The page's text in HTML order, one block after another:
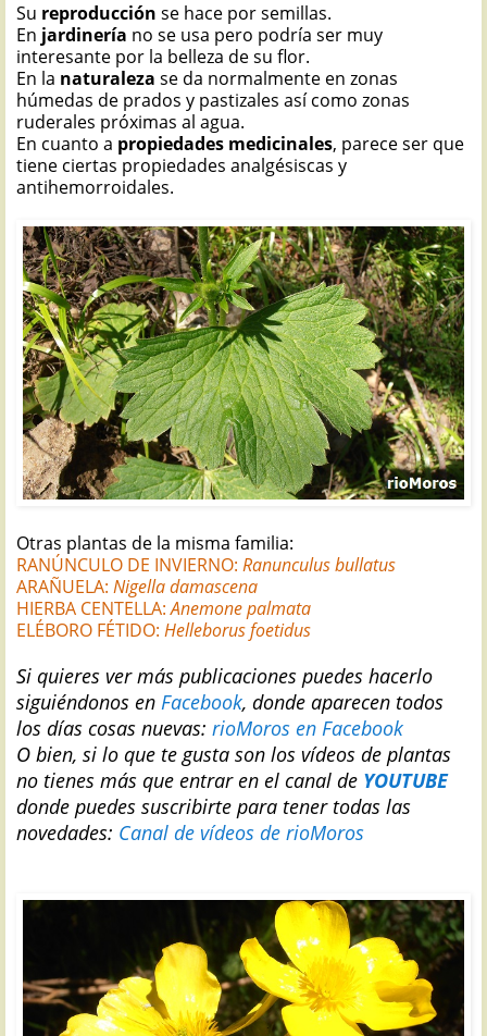
Su reproducción se hace por semillas.
En jardinería no se usa pero podría ser muy
interesante por la belleza de su flor.
En la naturaleza se da normalmente en zonas
húmedas de prados y pastizales así como zonas
ruderales próximas al agua.
En cuanto a propiedades medicinales, parece ser que
tiene ciertas propiedades analgésiscas y
antihemorroidales.
Otras plantas de la misma familia:
RANÚNCULO DE INVIERNO: Ranunculus bullatus
ARAÑUELA: Nigella damascena
HIERBA CENTELLA:Anemone palmata
ELÉBORO FÉTIDO: Helleborus foetidus
Si quieres ver más publicaciones puedes hacerlo
siguiéndonos en Facebook, donde aparecen todos
los días cosas nuevas: rioMoros en Facebook
O bien, si lo que te gusta son los vídeos de plantas
no tienes más que entrar en el canal de YOUTUBE
donde puedes suscribirte para tener todas las
novedades: Canal de vídeos de rioMoros